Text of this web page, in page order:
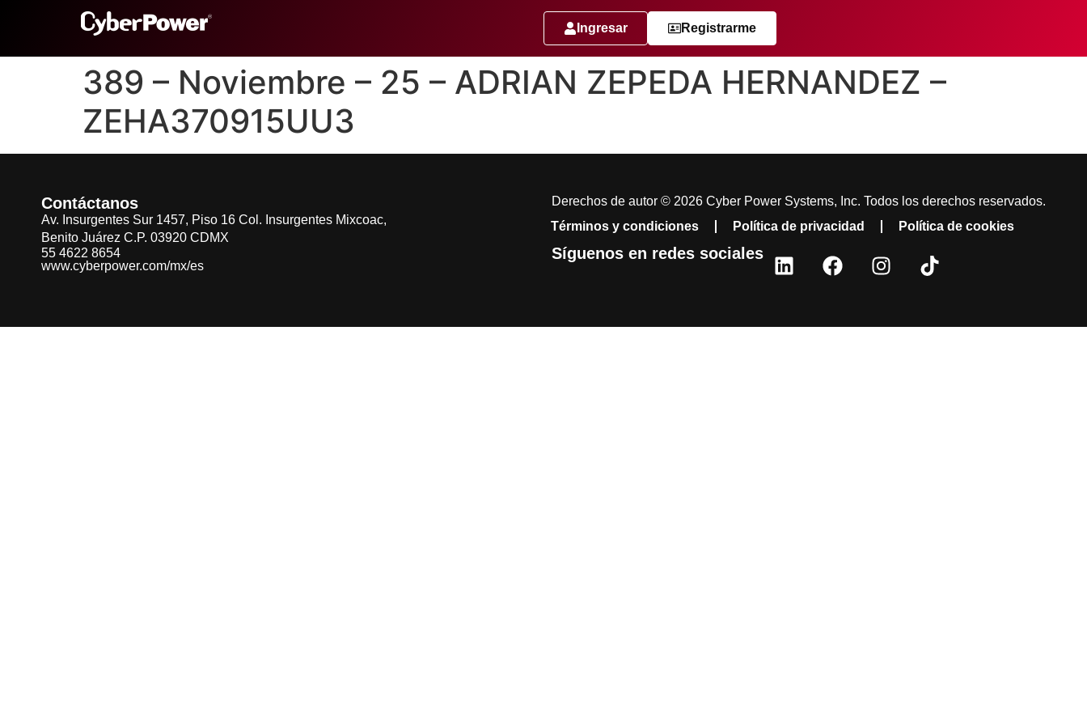
Ingresar Registrarme
389 – Noviembre – 25 – ADRIAN ZEPEDA HERNANDEZ –
ZEHA370915UU3
Contáctanos
Av. Insurgentes Sur 1457, Piso 16 Col. Insurgentes Mixcoac,
Benito Juárez C.P. 03920 CDMX
55 4622 8654
www.cyberpower.com/mx/es
Derechos de autor © 2026 Cyber Power Systems, Inc. Todos los derechos reservados.
Términos y condiciones
Política de privacidad Política de cookies
Síguenos en redes sociales